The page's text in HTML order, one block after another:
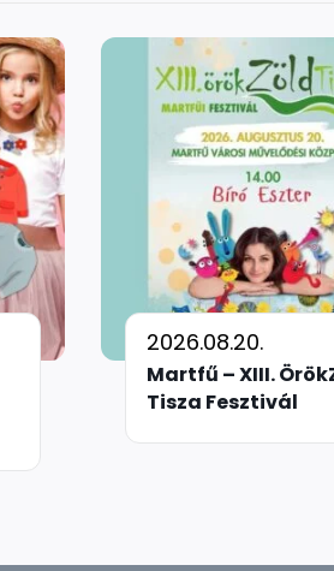
2026.08.20.
Martfű – XIII.
Tisza Fesztivál